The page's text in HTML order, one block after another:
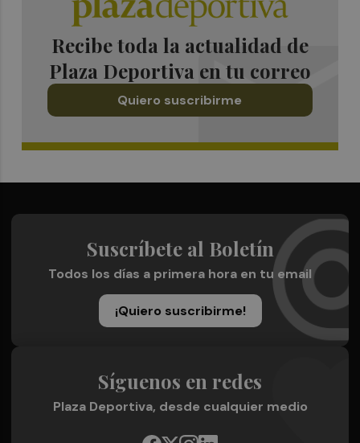
Recibe toda la actualidad de
Plaza Deportiva en tu correo
Quiero suscribirme
Suscríbete al Boletín
Todos los días a primera hora en tu email
¡Quiero suscribirme!
Síguenos en redes
Plaza Deportiva, desde cualquier medio